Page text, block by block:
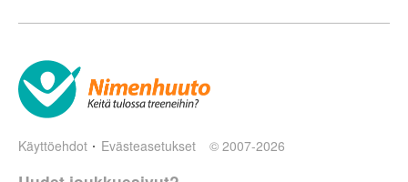
Käyttöehdot Evästeasetukset © 2007-2026